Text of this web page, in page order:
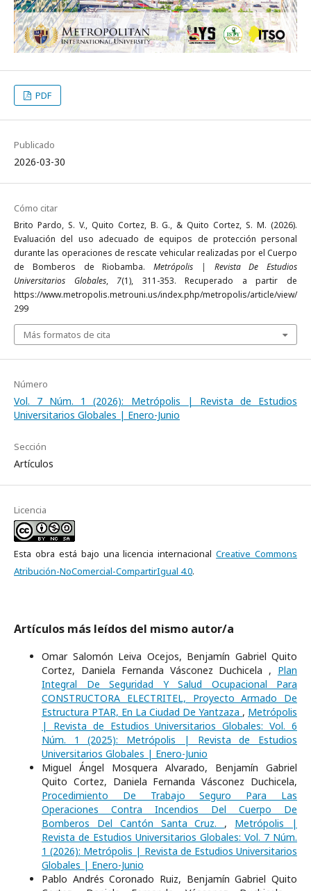
PDF
Publicado
2026-03-30
Cómo citar
Brito Pardo, S. V., Quito Cortez, B. G., & Quito Cortez, S. M. (2026).
Evaluación del uso adecuado de equipos de protección personal
durante las operaciones de rescate vehicular realizadas por el Cuerpo
de Bomberos de Riobamba. Metrópolis | Revista De Estudios
Universitarios Globales, 7(1), 311-353. Recuperado a partir de
https://www.metropolis.metrouni.us/index.php/metropolis/article/view/
299
Más formatos de cita
Número
Vol. 7 Núm. 1 (2026): Metrópolis | Revista de Estudios
Universitarios Globales | Enero-Junio
Sección
Artículos
Licencia
Esta obra está bajo una licencia internacionalCreative Commons
Atribución-NoComercial-CompartirIgual 4.0.
Artículos más leídos del mismo autor/a
Omar Salomón Leiva Ocejos, Benjamín Gabriel Quito
Cortez, Daniela Fernanda Vásconez Duchicela , Plan
Integral De Seguridad Y Salud Ocupacional Para
CONSTRUCTORA ELECTRITEL, Proyecto Armado De
Estructura PTAR, En La Ciudad De Yantzaza , Metrópolis
| Revista de Estudios Universitarios Globales: Vol. 6
Núm. 1 (2025): Metrópolis | Revista de Estudios
Universitarios Globales | Enero-Junio
Miguel Ángel Mosquera Alvarado, Benjamín Gabriel
Quito Cortez, Daniela Fernanda Vásconez Duchicela,
Procedimiento De Trabajo Seguro Para Las
Operaciones Contra Incendios Del Cuerpo De
Bomberos Del Cantón Santa Cruz. , Metrópolis |
Revista de Estudios Universitarios Globales: Vol. 7 Núm.
1 (2026): Metrópolis | Revista de Estudios Universitarios
Globales | Enero-Junio
Pablo Andrés Coronado Ruiz, Benjamín Gabriel Quito